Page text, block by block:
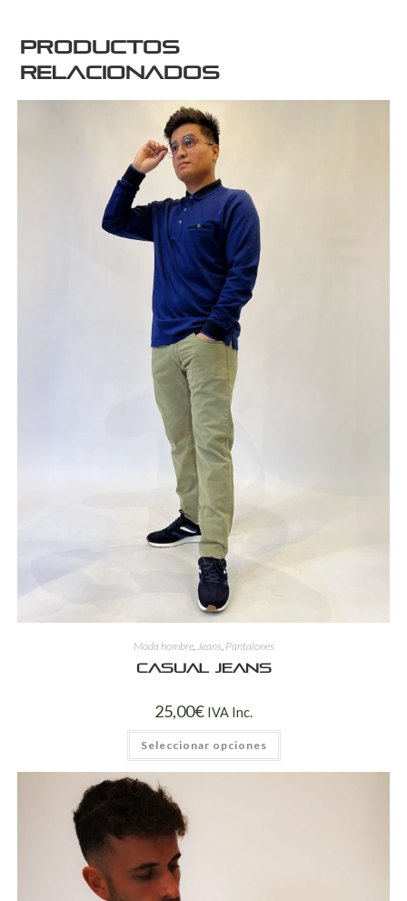
Productos
relacionados
Moda hombre, Jeans Pantalones
Casual jeans
25,00€ IVA Inc.
Seleccionar opciones